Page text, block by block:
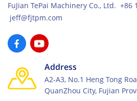
FuJian TePai Machinery Co., Ltd. +86
jeff@fjtpm.com
Address
A2-A3, No.1 Heng Tong
QuanZhou City, Fujian